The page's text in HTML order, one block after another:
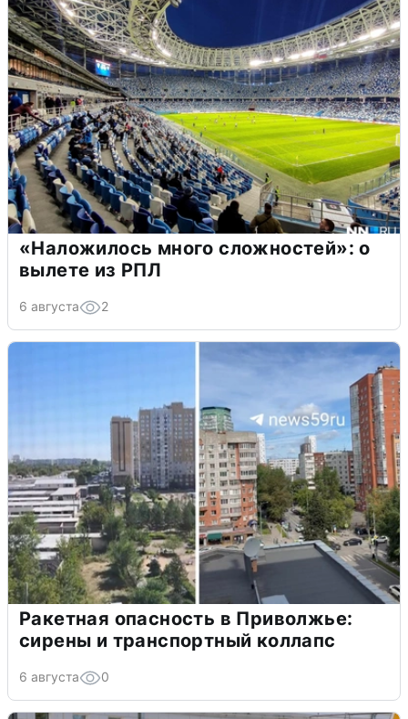
«Наложилось много сложностей»: о
вылете из РПЛ
6 августа 2
Ракетная опасность в Приволжье:
сирены и транспортный коллапс
6 августа 0